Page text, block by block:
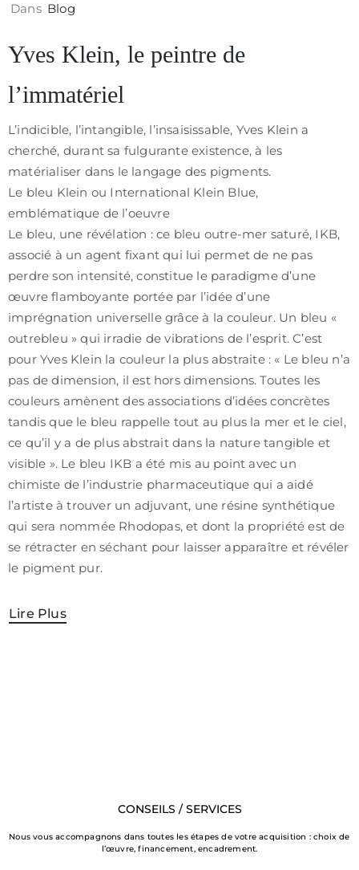
Dans Blog
Yves Klein, le peintre de
l’immatériel
L’indicible, l’intangible, l’insaisissable, Yves Klein a
cherché, durant sa fulgurante existence, à les
matérialiser dans le langage des pigments.
Le bleu Klein ou International Klein Blue,
emblématique de l’oeuvre
Le bleu, une révélation : ce bleu outre-mer saturé, IKB,
associé à un agent fixant qui lui permet de ne pas
perdre son intensité, constitue le paradigme d’une
œuvre flamboyante portée par l’idée d’une
imprégnation universelle grâce à la couleur. Un bleu «
outrebleu » qui irradie de vibrations de l’esprit. C’est
pour Yves Klein la couleur la plus abstraite : « Le bleu n’a
pas de dimension, il est hors dimensions. Toutes les
couleurs amènent des associations d’idées concrètes
tandis que le bleu rappelle tout au plus la mer et le ciel,
ce qu’il y a de plus abstrait dans la nature tangible et
visible ». Le bleu IKB a été mis au point avec un
chimiste de l’industrie pharmaceutique qui a aidé
l’artiste à trouver un adjuvant, une résine synthétique
qui sera nommée Rhodopas, et dont la propriété est de
se rétracter en séchant pour laisser apparaître et révéler
le pigment pur.
Lire Plus
CONSEILS / SERVICES
Nous vous accompagnons dans toutes les étapes de votre acquisition : choix de
l’œuvre, financement, encadrement.